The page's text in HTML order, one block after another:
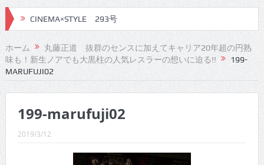
CINEMA×STYLE 293号
CINEMA×STYLE 292号
CINEMA×STYLE 291号
CINEMA×STYLE 290号
CINEMA×STYLE 289号
CINEMA×STYLE 288号
CINEMA×STYLE 287号
ホーム
丸藤正道 抜群のセンスに加えてキャリア20年超の円熟
味も！新生ノアでも大黒柱の人気レスラーの想いに迫る!!
199-
MARUFUJI02
199-marufuji02
2019/3/12